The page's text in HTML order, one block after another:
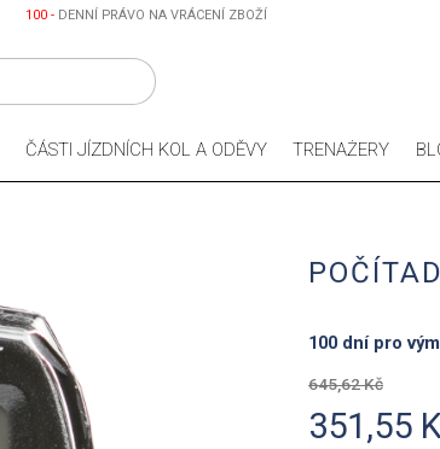
100 - DENNÍ PRÁVO NA VRÁCENÍ ZBOŽÍ
ČÁSTI JÍZDNÍCH KOL A ODĚVY TRENAŻERY
100 dní pro
645,62 Kč
351,55